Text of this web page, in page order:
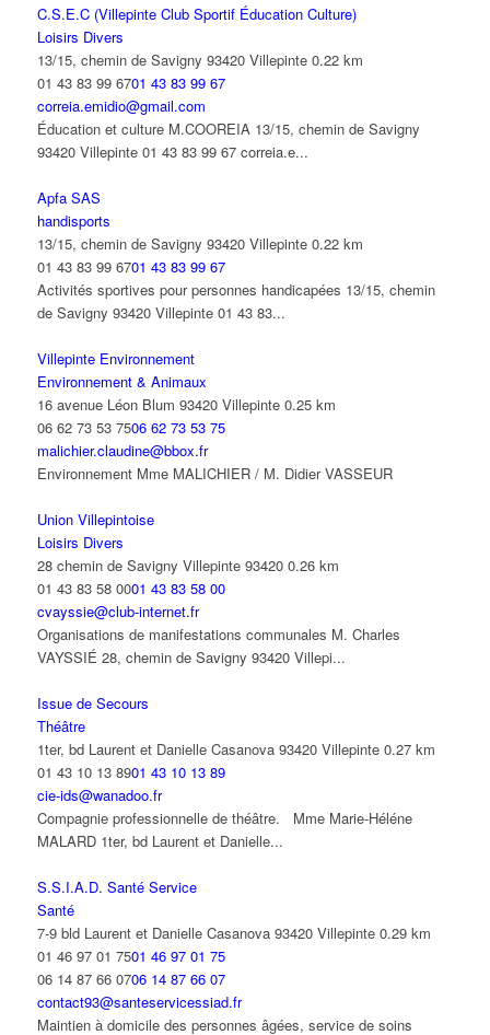
C.S.E.C (Villepinte Club Sportif Éducation Culture)
Loisirs Divers
13/15, chemin de Savigny 93420 Villepinte 0.22 km
01 43 83 99 6701 43 83 99 67
correia.emidio@gmail.com
Éducation et culture M.COOREIA 13/15, chemin de Savigny
93420 Villepinte 01 43 83 99 67 correia.e...
Apfa SAS
handisports
13/15, chemin de Savigny 93420 Villepinte 0.22 km
01 43 83 99 6701 43 83 99 67
Activités sportives pour personnes handicapées 13/15, chemin
de Savigny 93420 Villepinte 01 43 83...
Villepinte Environnement
Environnement & Animaux
16 avenue Léon Blum 93420 Villepinte 0.25 km
06 62 73 53 7506 62 73 53 75
malichier.claudine@bbox.fr
Environnement Mme MALICHIER / M. Didier VASSEUR
Union Villepintoise
Loisirs Divers
28 chemin de Savigny Villepinte 93420 0.26 km
01 43 83 58 0001 43 83 58 00
cvayssie@club-internet.fr
Organisations de manifestations communales M. Charles
VAYSSIÉ 28, chemin de Savigny 93420 Villepi...
Issue de Secours
Théâtre
1ter, bd Laurent et Danielle Casanova 93420 Villepinte 0.27 km
01 43 10 13 8901 43 10 13 89
cie-ids@wanadoo.fr
Compagnie professionnelle de théâtre. Mme Marie-Héléne
MALARD 1ter, bd Laurent et Danielle...
S.S.I.A.D. Santé Service
Santé
7-9 bld Laurent et Danielle Casanova 93420 Villepinte 0.29 km
01 46 97 01 7501 46 97 01 75
06 14 87 66 0706 14 87 66 07
contact93@santeservicessiad.fr
Maintien à domicile des personnes âgées, service de soins